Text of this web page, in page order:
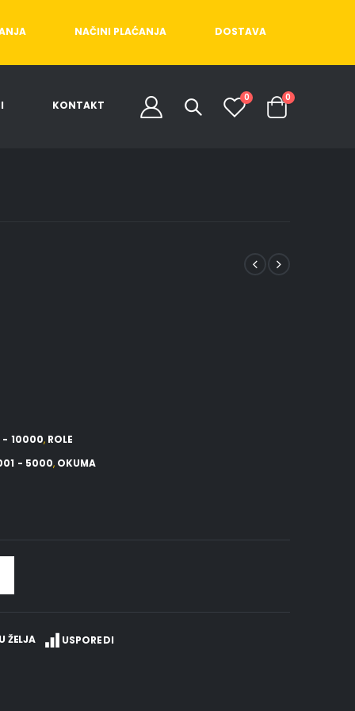
NAČINI PLAĆANJA DOSTAVA
KONTAKT
0 0
- 10000, ROLE
- 5000, OKUMA
ŽELJA USPOREDI